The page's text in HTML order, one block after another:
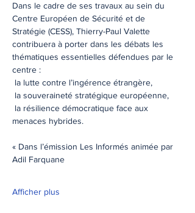
Dans le cadre de ses travaux au sein du
Centre Européen de Sécurité et de
Stratégie (CESS), Thierry-Paul Valette
contribuera à porter dans les débats les
thématiques essentielles défendues par le
centre :
la lutte contre l’ingérence étrangère,
la souveraineté stratégique européenne,
la résilience démocratique face aux
menaces hybrides.
« Dans l’émission Les Informés animée par
Adil Farquane
Afficher plus